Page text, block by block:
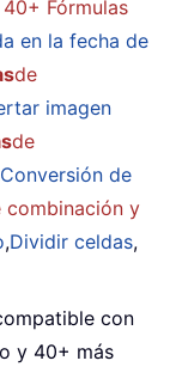
40+ Fórmulas
en la fecha de
de
imagen
de
Conversión de
combinación y
,Dividir celdas,
con
y 40+ más